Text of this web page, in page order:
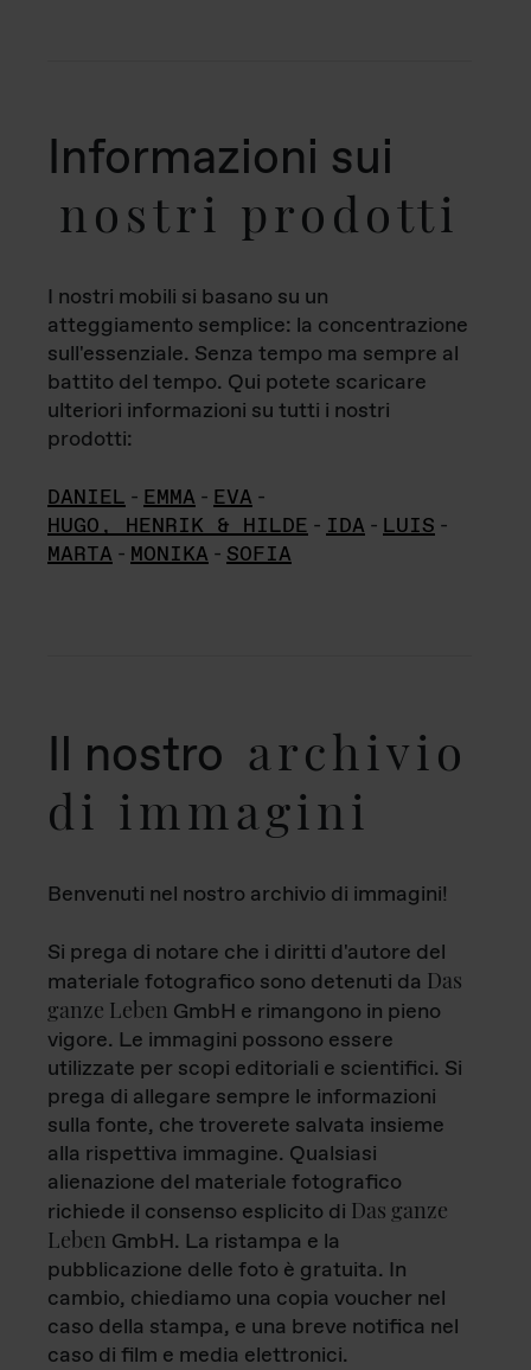
Informazioni sui
nostri prodotti
I nostri mobili si basano su un
atteggiamento semplice: la concentrazione
sull'essenziale. Senza tempo ma sempre al
battito del tempo. Qui potete scaricare
ulteriori informazioni su tutti i nostri
prodotti:
DANIEL - EMMA - EVA -
HUGO, HENRIK & HILDE - IDA - LUIS -
MARTA - MONIKA - SOFIA
Il nostro archivio
di immagini
Benvenuti nel nostro archivio di immagini!
Si prega di notare che i diritti d'autore del
materiale fotografico sono detenuti da Das
ganze Leben GmbH e rimangono in pieno
vigore. Le immagini possono essere
utilizzate per scopi editoriali e scientifici. Si
prega di allegare sempre le informazioni
sulla fonte, che troverete salvata insieme
alla rispettiva immagine. Qualsiasi
alienazione del materiale fotografico
richiede il consenso esplicito di Das ganze
Leben GmbH. La ristampa e la
pubblicazione delle foto è gratuita. In
cambio, chiediamo una copia voucher nel
caso della stampa, e una breve notifica nel
caso di film e media elettronici.